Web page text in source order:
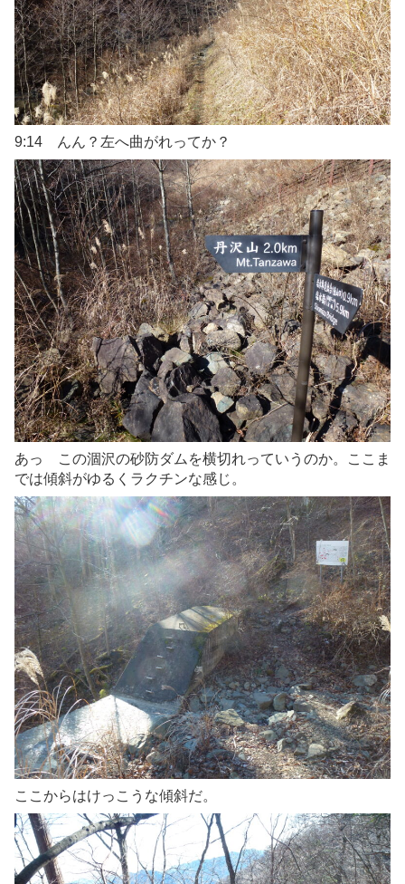
9:14 んん？左へ曲がれってか？
あっ この涸沢の砂防ダムを横切れっていうのか。ここま
では傾斜がゆるくラクチンな感じ。
ここからはけっこうな傾斜だ。